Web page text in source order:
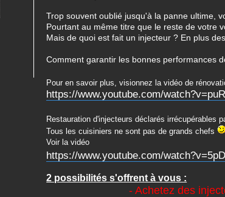
Trop souvent oublié jusqu'à la panne ultime,
Pourtant au même titre que le reste de votre
Mais de quoi est fait un injecteur ? En plus
Comment garantir les bonnes performances
Pour en savoir plus, visionnez la vidéo de
https://www.youtube.com/
Restauration d'injecteurs déclarés irrécupérables
Tous les cuisiniers ne sont pas de grands chefs
Voir la vidéo
https://www.youtube.com/
2 possibilités s'offrent à vous :
- Achetez des